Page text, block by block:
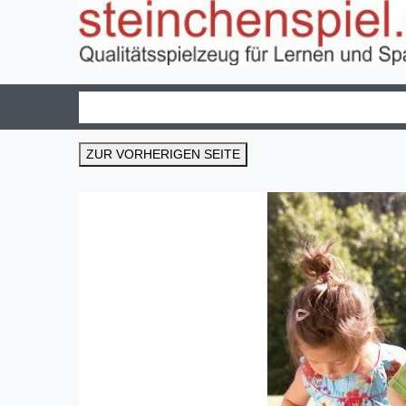
ZUR VORHERIGEN SEITE